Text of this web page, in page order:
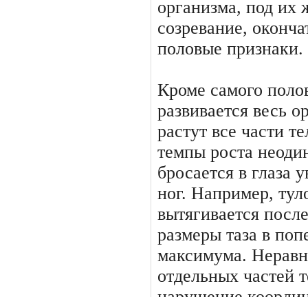
организма, под их
созревание,
половые при­знаки.
Кроме самого
развивается весь
растут все части
темпы роста
бросается в глаза
ног. Например,
вытягивается
размеры таза в
максимума.
отдельных частей